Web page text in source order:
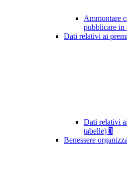
Ammontare
pubblicare in
Dati relativi ai premi
Dati relativi
tabelle) 3
Benessere